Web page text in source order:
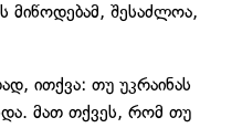
მიწოდებამ, შესაძლოა,
ითქვა: თუ უკრაინას
მათ თქვეს, რომ თუ